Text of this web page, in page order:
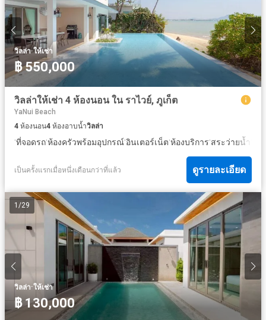
วิลล่า·ให้เช่า
฿ 550,000
วิลล่าให้เช่า 4 ห้องนอน ใน ราไวย์, ภูเก็ต
YaNui Beach
4 ห้องนอน4 ห้องอาบน้ำวิลล่า
·ที่จอดรถ·ห้องครัวพร้อมอุปกรณ์·อินเตอร์เน็ต·ห้องบริการ·สระว่ายน้ำ
เป็นครั้งแรกเมื่อหนึ่งเดือนกว่าที่แล้ว ดูรายละเอียด
1 /29
วิลล่า·ให้เช่า
฿ 130,000